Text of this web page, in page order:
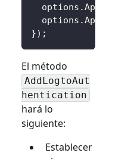
  options
.AppId
  options
.
}) ;
El método
AddLogtoAut
hentication
hará lo
siguiente:
Establecer